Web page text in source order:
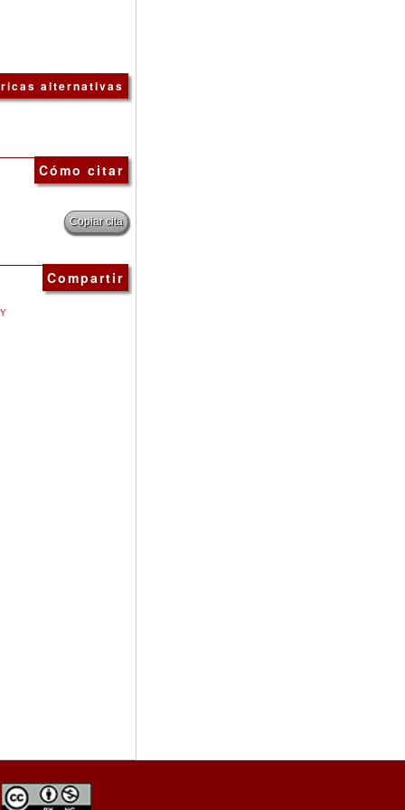
alternativas
Cómo citar
Copiar cita
Compartir